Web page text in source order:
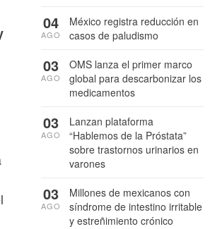
México registra reducción en
casos de paludismo
04
AGO
OMS lanza el primer marco
global para descarbonizar los
medicamentos
03
AGO
Lanzan plataforma
“Hablemos de la Próstata”
sobre trastornos urinarios en
varones
03
AGO
Millones de mexicanos con
síndrome de intestino irritable
y estreñimiento crónico
03
AGO